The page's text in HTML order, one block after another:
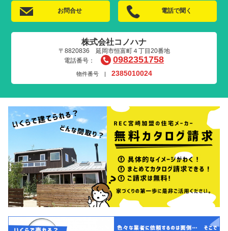
お問合せ 電話で聞く
株式会社コノハナ
〒8820836 延岡市恒富町４丁目20番地
電話番号：
0982351758
物件番号 | 2385010024